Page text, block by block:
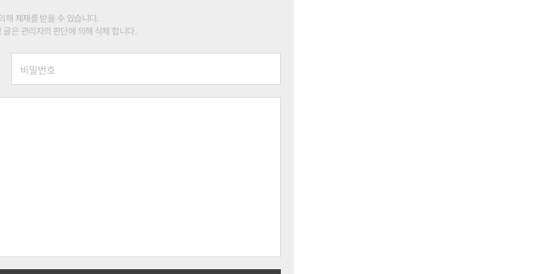
해 제재를 받을 수 있습니다.
은 관리자의 판단에 의해 삭제 합니다.